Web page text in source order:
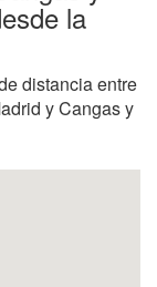
la
distancia entre
y Cangas y